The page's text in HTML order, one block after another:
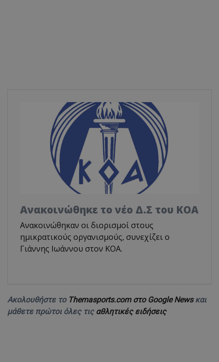
Aνακοινώθηκε το νέο Δ.Σ του ΚΟΑ
Ανακοινώθηκαν οι διορισμοί στους
ημικρατικούς οργανισμούς, συνεχίζει ο
Γιάννης Ιωάννου στον ΚΟΑ.
Ακολουθήστε το Themasports.com στο Google Newsκαι
μάθετε πρώτοι όλες τις αθλητικές ειδήσεις